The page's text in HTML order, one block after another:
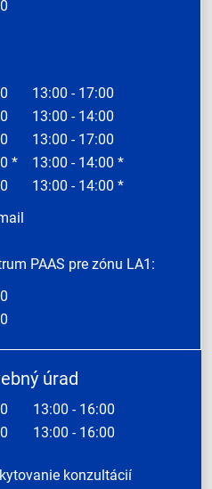
13:00 - 17:00
13:00 - 14:00
13:00 - 17:00
*
13:00 - 14:00 *
13:00 - 14:00 *
PAAS pre zónu LA1:
úrad
13:00 - 16:00
13:00 - 16:00
konzultácií